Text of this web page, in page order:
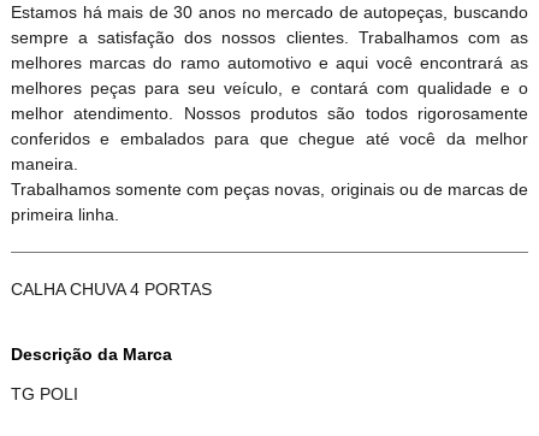
Estamos há mais de 30 anos no mercado de autopeças, buscando
sempre a satisfação dos nossos clientes. Trabalhamos com as
melhores marcas do ramo automotivo e aqui você encontrará as
melhores peças para seu veículo, e contará com qualidade e o
melhor atendimento. Nossos produtos são todos rigorosamente
conferidos e embalados para que chegue até você da melhor
maneira.
Trabalhamos somente com peças novas, originais ou de marcas de
primeira linha.
CALHA CHUVA 4 PORTAS
Descrição da Marca
TG POLI